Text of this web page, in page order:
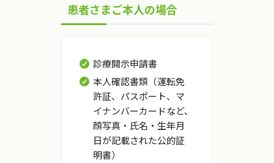
患者さまご本人の場合
診療開示申請書
本人確認書類（運転免
許証、パスポート、マ
イナンバーカードなど、
顔写真・氏名・生年月
日が記載された公的証
明書）